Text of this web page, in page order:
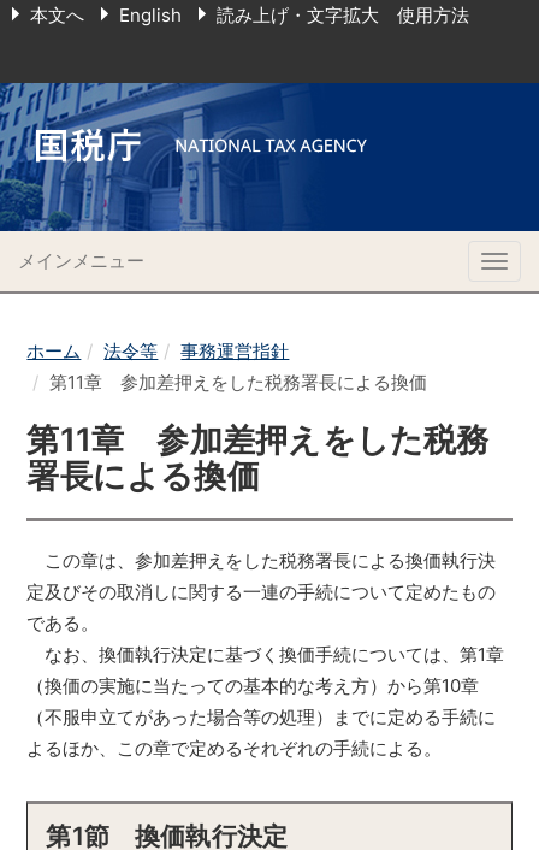
本文へ English 読み上げ・文字拡大 使用方法
メインメニュー
ホーム 法令等
事務運営指針
第11章 参加差押えをした税務署長による換価
第11章 参加差押えをした税務
署長による換価
この章は、参加差押えをした税務署長による換価執行決
定及びその取消しに関する一連の手続について定めたもの
である。
なお、換価執行決定に基づく換価手続については、第1章
（換価の実施に当たっての基本的な考え方）から第10章
（不服申立てがあった場合等の処理）までに定める手続に
よるほか、この章で定めるそれぞれの手続による。
第1節 換価執行決定